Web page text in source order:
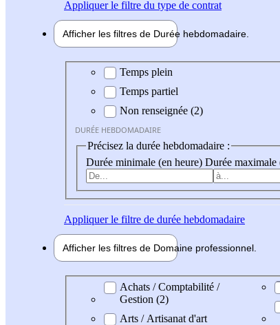
Appliquerle filtre du type de contrat
Afficher les filtres de Durée hebdomadaire
Durée hebdomadaire
Temps plein
Temps partiel
Non renseignée (2)
DURÉE HEBDOMADAIRE
Précisez la durée hebdomadaire :
Durée minimale (en heure) Durée maximale
Appliquerle filtre de durée hebdomadaire
Afficher les filtres de Domaine professionnel
Domaine professionel
Achats / Comptabilité /
Gestion (2)
Arts / Artisanat d'art